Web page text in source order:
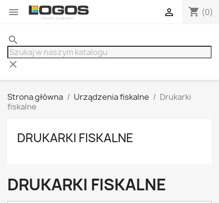
 shopping_cart (0)

search
clear
Strona główna Urządzenia fiskalne
Drukarki
fiskalne
DRUKARKI FISKALNE
DRUKARKI FISKALNE